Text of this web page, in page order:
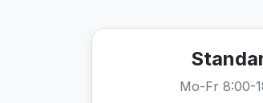
Mo-Fr 8:00-